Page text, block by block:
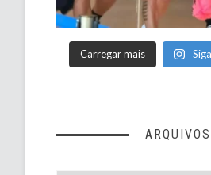
Carregar mais
ARQUIVOS